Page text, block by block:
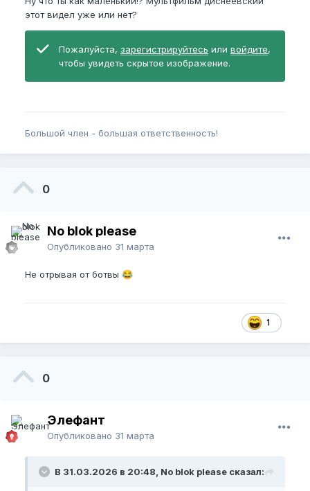
этот видел уже или нет?
Пожалуйста, зарегистрируйтесь или войдите,
чтобы увидеть скрытое изображение.
Большой член - большая ответственность!
0
No blok please
Опубликовано 31 марта
Не отрывая от ботвы 😂
1
0
Элефант
Опубликовано 31 марта
В 31.03.2026 в 20:48, No blok please сказал: